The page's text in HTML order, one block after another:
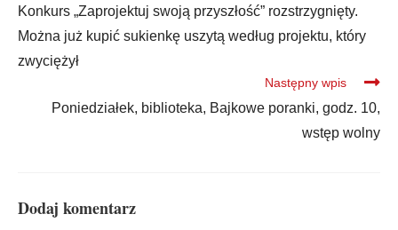
Konkurs „Zaprojektuj swoją przyszłość” rozstrzygnięty.
Można już kupić sukienkę uszytą według projektu, który
zwyciężył
Następny wpis
Poniedziałek, biblioteka, Bajkowe poranki, godz. 10,
wstęp wolny
Dodaj komentarz